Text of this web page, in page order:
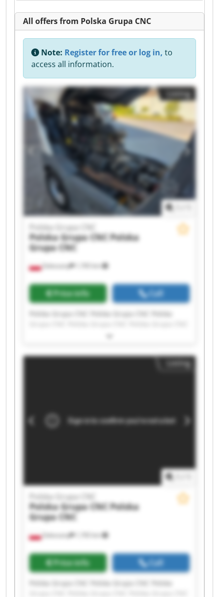
All offers from Polska Grupa CNC
Note: Register for free or log in, to
access all information.
Listing
Zaleszany 1,765 km
Polska Grupa CNC
Polska Grupa CNC Polska
Grupa CNC
Price info Call
Polska Grupa CNC Polska Grupa CNC Polska
Polska Grupa CNC Polska Grupa CNC Polska
Polska Grupa CNC Polska Grupa CNC Polska
Grupa CNC Polska Grupa CNC Polska Grupa CNC
Listing
Zaleszany 1,765 km
Polska Grupa CNC
Polska Grupa CNC Polska
Grupa CNC
Price info Call
Polska Grupa CNC Polska Grupa CNC Polska